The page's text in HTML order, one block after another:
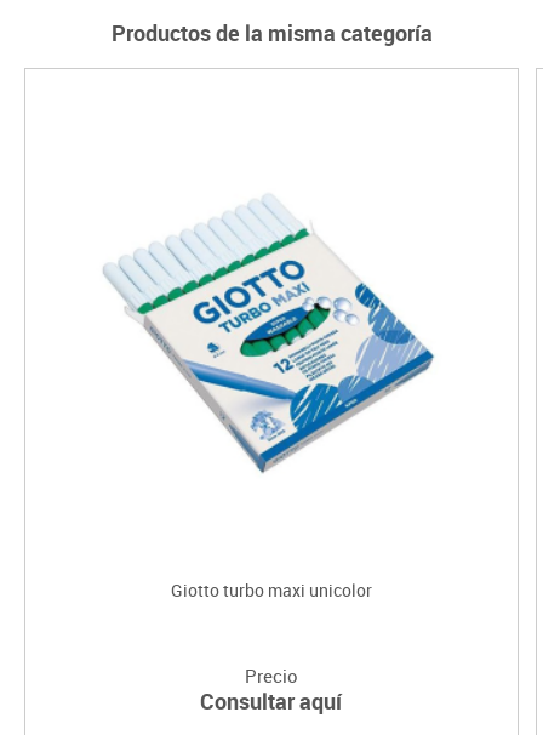
Productos de la misma categoría
Giotto turbo maxi unicolor
Precio
Consultar aquí